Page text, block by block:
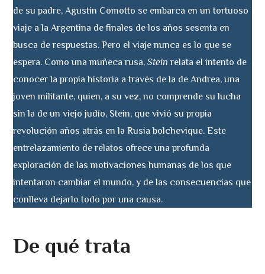
de su padre, Agustín Comotto se embarca en un tortuoso
viaje a la Argentina de finales de los años sesenta en
busca de respuestas. Pero el viaje nunca es lo que se
espera. Como una muñeca rusa,Stein relata el intento de
conocer la propia historia a través de la de Andrea, una
joven militante, quien, a su vez, no comprende su lucha
sin la de un viejo judío, Stein, que vivió su propia
revolución años atrás en la Rusia bolchevique. Este
entrelazamiento de relatos ofrece una profunda
exploración de las motivaciones humanas de los que
intentaron cambiar el mundo, y de las consecuencias que
conlleva dejarlo todo por una causa.
De qué trata